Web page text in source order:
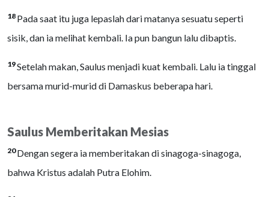
18 Pada saat itu juga lepaslah dari matanya sesuatu seperti
sisik, dan ia melihat kembali. Ia pun bangun lalu dibaptis.
19Setelah makan, Saulus menjadi kuat kembali. Lalu ia tinggal
bersama murid-murid di Damaskus beberapa hari.
Saulus Memberitakan Mesias
20Dengan segera ia memberitakan di sinagoga-sinagoga,
bahwa Kristus adalah Putra Elohim.